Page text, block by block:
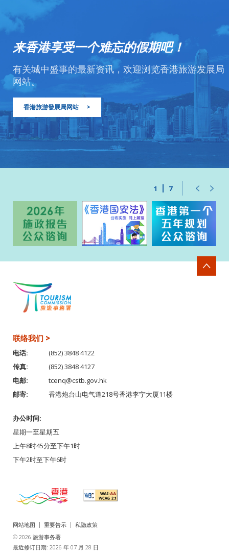
来香港享受一个难忘的假期吧！
有关城中盛事的最新资讯，欢迎浏览香港旅游发展局
网站。
香港旅游發展局网站 >
1 7
联络我们 >
电话:
(852) 3848 4122
传真:
(852) 3848 4127
电邮:
tcenq@cstb.gov.hk
邮寄:
香港炮台山电气道218号香港李宁大厦11楼
办公时间:
星期一至星期五
上午8时45分至下午1时
下午2时至下午6时
网站地图 重要告示
私隐政策
© 2026 旅游事务署
最近修订日期: 2026 年 07 月 28 日